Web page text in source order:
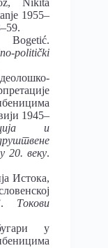
1955–
-politički
1945–
и
20. веку.
Истока,
Токови
у